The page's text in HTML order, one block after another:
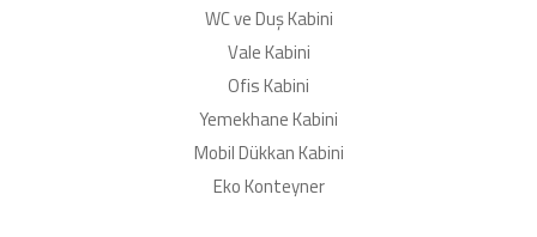
WC ve Duş Kabini
Vale Kabini
Ofis Kabini
Yemekhane Kabini
Mobil Dükkan Kabini
Eko Konteyner